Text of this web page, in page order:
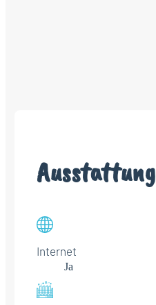
Ausstattung
Internet
Ja